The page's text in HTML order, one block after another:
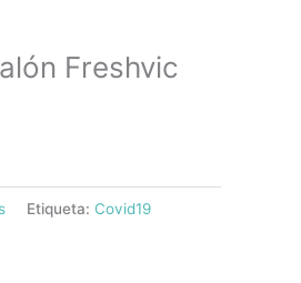
Freshvic
Etiqueta: Covid19